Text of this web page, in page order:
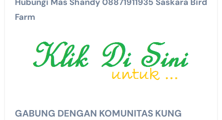
Farm
GABUNG DENGAN KOMUNITAS KUNG